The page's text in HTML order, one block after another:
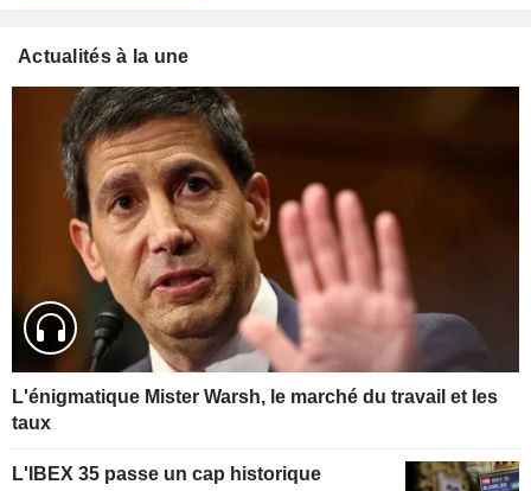
Actualités à la une
L'énigmatique Mister Warsh, le marché du travail et les
taux
L'IBEX 35 passe un cap historique